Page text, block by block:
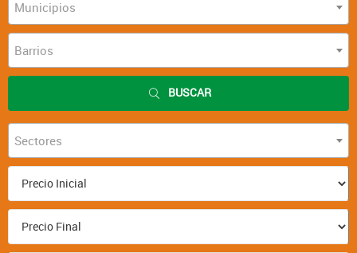
Municipios
Barrios
BUSCAR
Sectores